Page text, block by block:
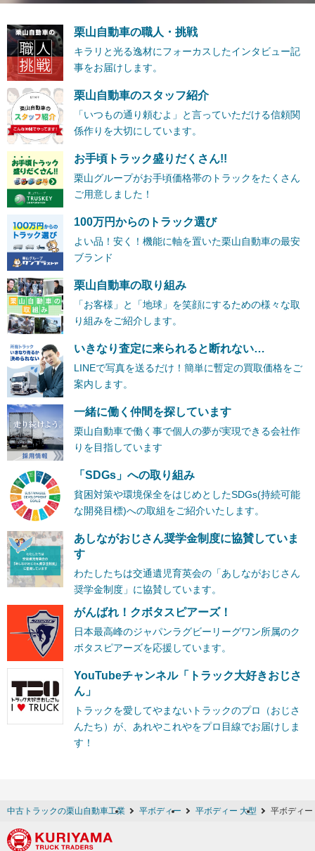
栗山自動車の職人・挑戦
キラリと光る逸材にフォーカスしたインタビュー記
事をお届けします。
栗山自動車のスタッフ紹介
「いつもの通り頼むよ」と言っていただける信頼関
係作りを大切にしています。
お手頃トラック盛りだくさん!!
栗山グループがお手頃価格帯のトラックをたくさん
ご用意しました！
100万円からのトラック選び
よい品！安く！機能に軸を置いた栗山自動車の最安
ブランド
栗山自動車の取り組み
「お客様」と「地球」を笑顔にするための様々な取
り組みをご紹介します。
いきなり査定に来られると断れない…
LINEで写真を送るだけ！簡単に暫定の買取価格をご
案内します。
一緒に働く仲間を探しています
栗山自動車で働く事で個人の夢が実現できる会社作
りを目指しています
「SDGs」への取り組み
貧困対策や環境保全をはじめとしたSDGs(持続可能
な開発目標)への取組をご紹介いたします。
あしながおじさん奨学金制度に協賛していま
す
わたしたちは交通遺児育英会の「あしながおじさん
奨学金制度」に協賛しています。
がんばれ！クボタスピアーズ！
日本最高峰のジャパンラグビーリーグワン所属のク
ボタスピアーズを応援しています。
YouTubeチャンネル「トラック大好きおじさ
ん」
トラックを愛してやまないトラックのプロ（おじさ
んたち）が、あれやこれやをプロ目線でお届けしま
す！
中古トラックの栗山自動車工業 平ボディー 平ボディー 大型 平ボディ